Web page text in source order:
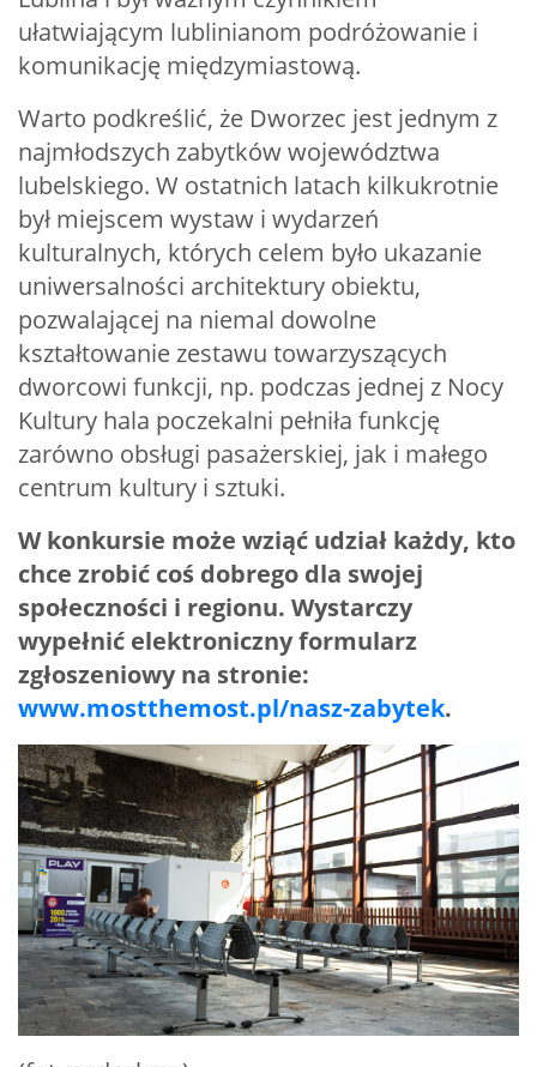
ułatwiającym lublinianom podróżowanie i
komunikację międzymiastową.
Warto podkreślić, że Dworzec jest jednym z
najmłodszych zabytków województwa
lubelskiego. W ostatnich latach kilkukrotnie
był miejscem wystaw i wydarzeń
kulturalnych, których celem było ukazanie
uniwersalności architektury obiektu,
pozwalającej na niemal dowolne
kształtowanie zestawu towarzyszących
dworcowi funkcji, np. podczas jednej z Nocy
Kultury hala poczekalni pełniła funkcję
zarówno obsługi pasażerskiej, jak i małego
centrum kultury i sztuki.
W konkursie może wziąć udział każdy, kto
chce zrobić coś dobrego dla swojej
społeczności i regionu. Wystarczy
wypełnić elektroniczny formularz
zgłoszeniowy na stronie:
www.mostthemost.pl/nasz-zabytek.